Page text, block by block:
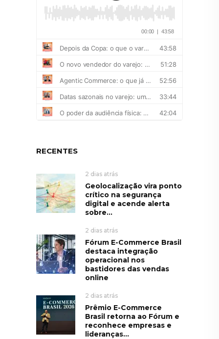
RECENTES
2 dias atrás
Geolocalização vira ponto
crítico na segurança
digital e acende alerta
sobre...
2 dias atrás
Fórum E-Commerce Brasil
destaca integração
operacional nos
bastidores das vendas
online
2 dias atrás
Prêmio E-Commerce
Brasil retorna ao Fórum e
reconhece empresas e
lideranças...